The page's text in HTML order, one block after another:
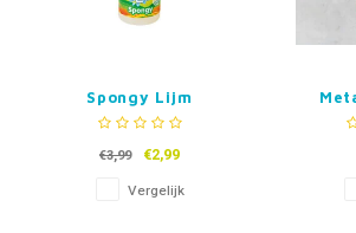
Spongy Lijm
€3,99 €2,99
Vergelijk